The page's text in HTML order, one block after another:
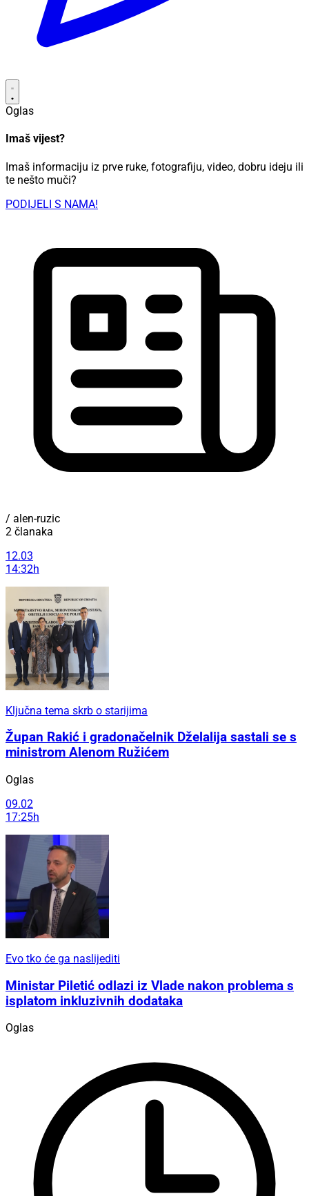
Oglas
Imaš vijest?
Imaš informaciju iz prve ruke, fotografiju, video, dobru ideju ili
te nešto muči?
PODIJELI S NAMA!
/ alen-ruzic
2 članaka
12.03
14:32h
Ključna tema skrb o starijima
Župan Rakić i gradonačelnik Dželalija sastali se s
ministrom Alenom Ružićem
Oglas
09.02
17:25h
Evo tko će ga naslijediti
Ministar Piletić odlazi iz Vlade nakon problema s
isplatom inkluzivnih dodataka
Oglas